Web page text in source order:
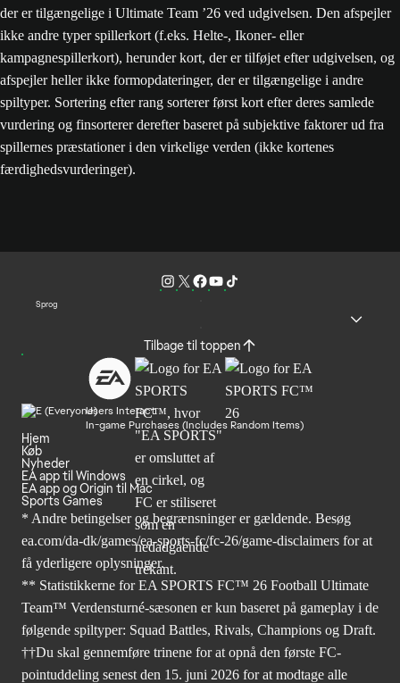
der er tilgængelige i Ultimate Team ’26 ved udgivelsen. Den afspejler
ikke andre typer spillerkort (f.eks. Helte-, Ikoner- eller
kampagnespillerkort), herunder kort, der er tilføjet efter udgivelsen, og
afspejler heller ikke formopdateringer, der er tilgængelige i andre
spiltyper. Sortering efter rang sorterer først kort efter deres samlede
vurdering og finsorterer derefter baseret på subjektive faktorer ud fra
spillernes præstationer i den virkelige verden (ikke kortenes
færdighedsvurderinger).
Sprog
Tilbage til toppen
Users Interact
In-game Purchases (Includes Random Items)
Hjem
Køb
Nyheder
EA app til Windows
EA app og Origin til Mac
Sports Games
* Andre betingelser og begrænsninger er gældende. Besøg
ea.com/da-dk/games/ea-sports-fc/fc-26/game-disclaimers for at
få yderligere oplysninger.
** Statistikkerne for EA SPORTS FC™ 26 Football Ultimate
Team™ Verdensturné-sæsonen er kun baseret på gameplay i de
følgende spiltyper: Squad Battles, Rivals, Champions og Draft.
††Du skal gennemføre trinene for at opnå den første FC-
pointuddeling senest den 15. juni 2026 for at modtage alle